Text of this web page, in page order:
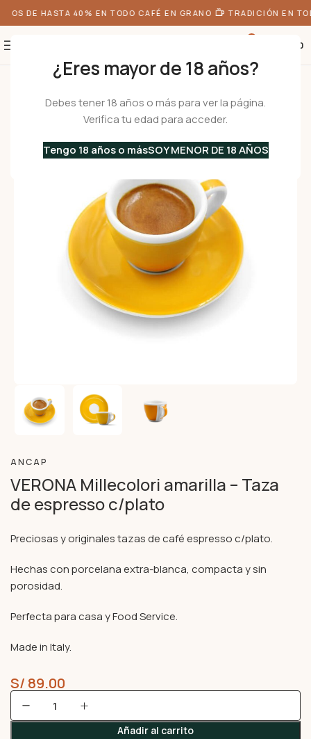
¿Eres mayor de 18 años?
Debes tener 18 años o más para ver la página.
Verifica tu edad para acceder.
Tengo 18 años o másSOY MENOR DE 18 AÑOS
DE HASTA 40% EN TODO CAFÉ EN GRANO TRADICIÓN EN
0.00
De Café
ANCAP
VERONA Millecolori amarilla – Taza
de espresso c/plato
Preciosas y originales tazas de café espresso c/plato.
Hechas con porcelana extra-blanca, compacta y sin
porosidad.
Perfecta para casa y Food Service.
Made in Italy.
S/ 89.00
Añadir al carrito